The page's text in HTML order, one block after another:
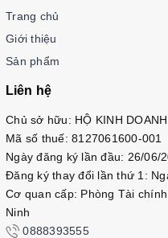
Trang chủ
Giới thiệu
Sản phẩm
Liên hệ
Chủ sở hữu: HỘ KINH
Mã số thuế: 8127061600-001
Ngày đăng ký lần đầu: 26/06/
Đăng ký thay đổi lần thứ 1:
Cơ quan cấp: Phòng Tài
Ninh
0888393555